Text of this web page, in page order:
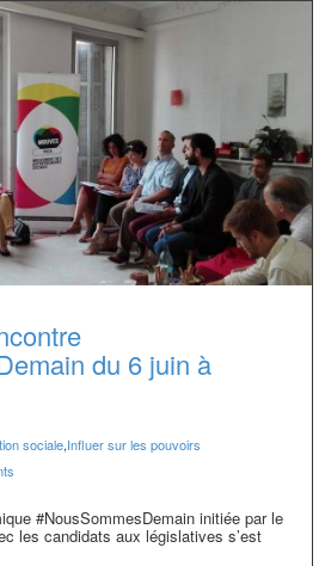
du 6 juin à
sociale,Influer sur les pouvoirs
#NousSommesDemain initiée par le
les candidats aux législatives s’est